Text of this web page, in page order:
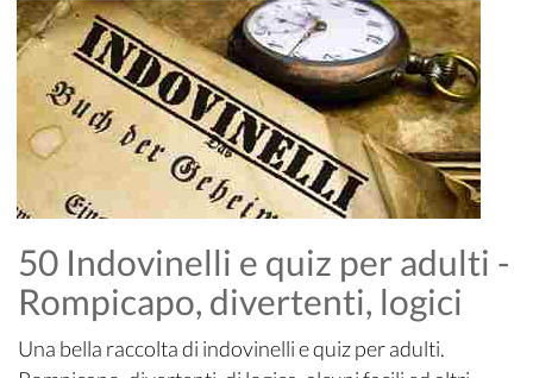
50 Indovinelli e quiz per adulti -
Rompicapo, divertenti, logici
Una bella raccolta di indovinelli e quiz per adulti.